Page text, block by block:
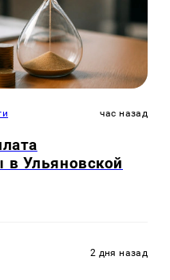
час назад
в Ульяновской
2 дня назад